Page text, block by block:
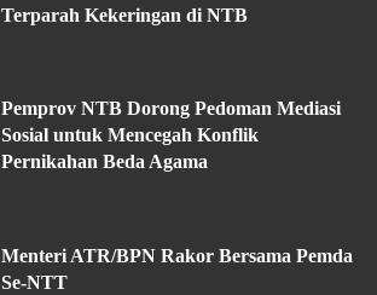
Terparah Kekeringan di NTB
Pemprov NTB Dorong Pedoman Mediasi
Sosial untuk Mencegah Konflik
Pernikahan Beda Agama
Menteri ATR/BPN Rakor Bersama Pemda
Se-NTT